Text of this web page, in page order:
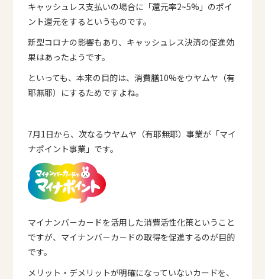
キャッシュレス支払いの場合に「還元率2~5%」のポイ
ント還元をするというものです。
新型コロナの影響もあり、キャッシュレス決済の促進効
果はあったようです。
といっても、本来の目的は、消費膳10%をウヤムヤ（有
耶無耶）にするためですよね。
7月1日から、次なるウヤムヤ（有耶無耶）事業が「マイ
ナポイント事業」です。
マイナンバ－カ－ドを活用した消費活性化策ということ
ですが、マイナンバ－カ－ドの取得を促進するのが目的
です。
メリット・デメリットが明確になっていないカードを、